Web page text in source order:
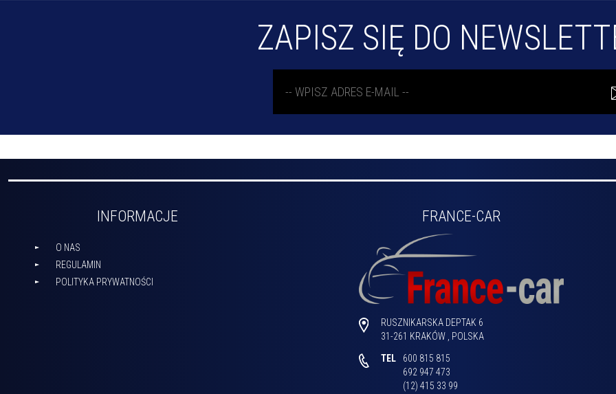
ZAPISZ SIĘ DO
INFORMACJE
O NAS
REGULAMIN
POLITYKA PRYWATNOŚCI
FRANCE-CAR
RUSZNIKARSKA DEPTAK 6
31-261 KRAKÓW , POLSKA
TEL
600 815 815
692 947 473
(12) 415 33 99